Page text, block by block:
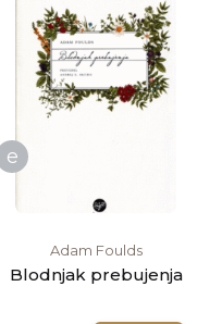
e
Adam Foulds
Blodnjak prebujenja